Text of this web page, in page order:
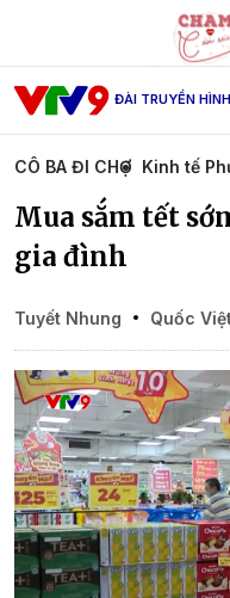
ĐÀI TRUYỀN
CÔ BA ĐI CHỢ Kinh tế
Mua sắm tết
gia đình
Tuyết Nhung Quốc